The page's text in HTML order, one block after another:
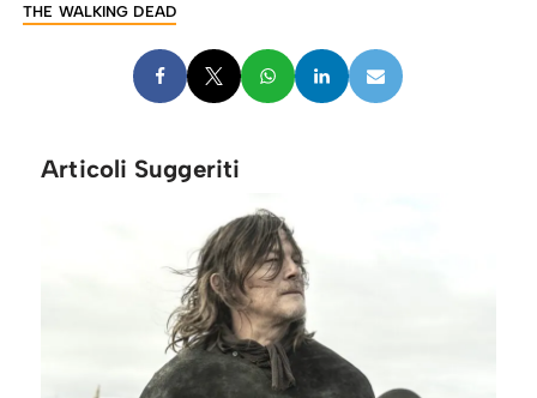
THE WALKING DEAD
Articoli Suggeriti